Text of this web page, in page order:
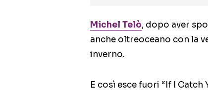
Michel Telò, dopo aver
anche oltreoceano con la
inverno.
E così esce fuori “If I